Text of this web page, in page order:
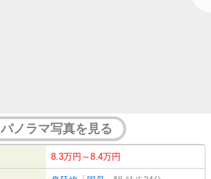
パノラマ写真を見る
8.3万円～8.4万円